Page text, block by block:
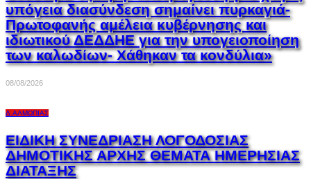
υπόγεια διασύνδεση σημαίνει πυρκαγιά-
Πρωτοφανής αμέλεια κυβέρνησης και
ιδιωτικού ΔΕΔΔΗΕ για την υπογειοποίηση
των καλωδίων- Χάθηκαν τα κονδύλια»
08/08/2026
Δ.ΑΛΜΩΠΊΑΣ
ΕΙΔΙΚΗ ΣΥΝΕΔΡΙΑΣΗ ΛΟΓΟΔΟΣΙΑΣ
ΔΗΜΟΤΙΚΗΣ ΑΡΧΗΣ ΘΕΜΑΤΑ ΗΜΕΡΗΣΙΑΣ
ΔΙΑΤΑΞΗΣ